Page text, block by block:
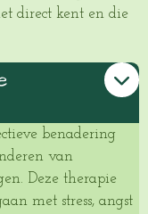
direct kent en die
benadering
van
Deze therapie
met stress, angst